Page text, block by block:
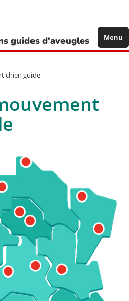
guides d'aveugles Menu
chien guide